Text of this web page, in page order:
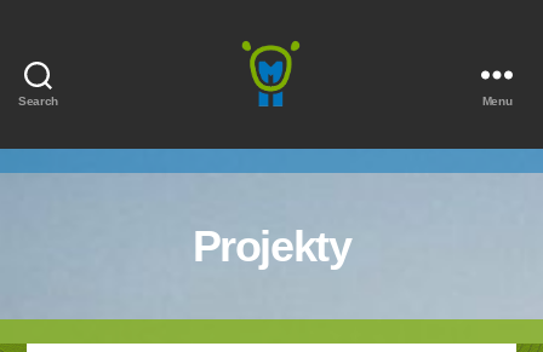
Search Menu
Projekty